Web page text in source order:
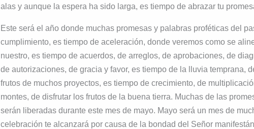
alas y aunque la espera ha sido larga, es tiempo de abrazar tu
Este será el año donde muchas promesas y palabras proféticas del
cumplimiento, es tiempo de aceleración, donde veremos como se
nuestro, es tiempo de acuerdos, de arreglos, de aprobaciones, de
de autorizaciones, de gracia y favor, es tiempo de la lluvia temprana,
frutos de muchos proyectos, es tiempo de crecimiento, de
montes, de disfrutar los frutos de la buena tierra. Muchas de las
serán liberadas durante este mes de mayo. Mayo será un mes de
celebración te alcanzará por causa de la bondad del Señor